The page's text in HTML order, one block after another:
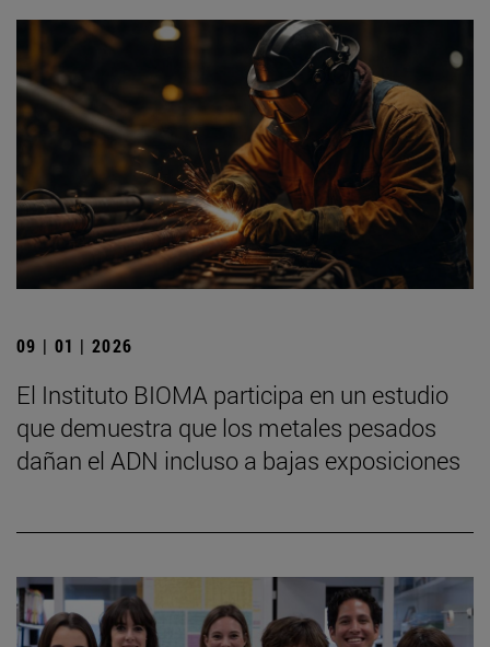
09 | 01 | 2026
El Instituto BIOMA participa en un estudio
que demuestra que los metales pesados
dañan el ADN incluso a bajas exposiciones